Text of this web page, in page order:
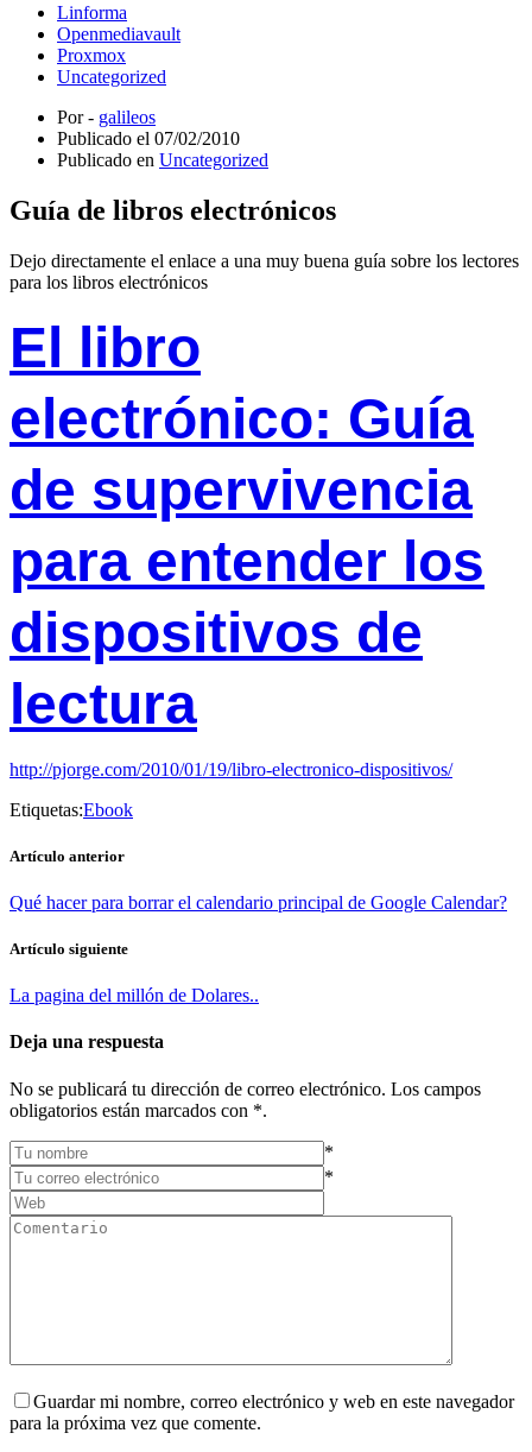
Linforma
Openmediavault
Proxmox
Uncategorized
Por - galileos
Publicado el 07/02/2010
Publicado en Uncategorized
Guía de libros electrónicos
Dejo directamente el enlace a una muy buena guía sobre los lectores
para los libros electrónicos
El libro
electrónico: Guía
de supervivencia
para entender los
dispositivos de
lectura
http://pjorge.com/2010/01/19/libro-electronico-dispositivos/
Etiquetas:Ebook
Artículo anterior
Qué hacer para borrar el calendario principal de Google Calendar?
Artículo siguiente
La pagina del millón de Dolares..
Deja una respuesta
No se publicará tu dirección de correo electrónico. Los campos
obligatorios están marcados con *.
*
*
Guardar mi nombre, correo electrónico y web en este navegador
para la próxima vez que comente.